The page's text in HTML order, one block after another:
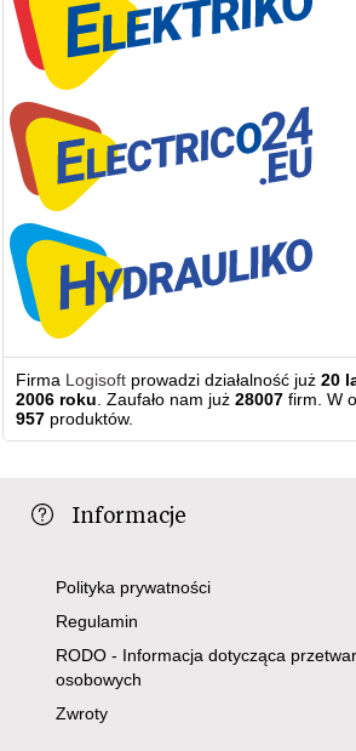
Firma Logisoft prowadzi działalność już20
2006 roku . Zaufało nam już28007 firm. W
957 produktów.
Informacje
Polityka prywatności
Regulamin
RODO - Informacja dotycząca
osobowych
Zwroty